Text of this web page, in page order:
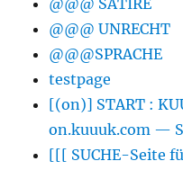
@@@ SATIRE
@@@ UNRECHT
@@@SPRACHE
testpage
[(on)] START :
on.kuuuk.com —
[[[ SUCHE-Seite